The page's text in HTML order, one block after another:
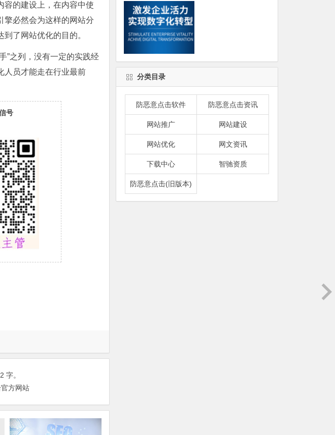
容的建设上，在内容中使
擎必然会为这样的网站分
了网站优化的目的。
”之列，没有一定的实践经
人员才能走在行业最前
号
字。
方网站
分类目录
防恶意点击软件 防恶意点击资讯
网站推广 网站建设
网站优化 网文资讯
下载中心 智驰资质
防恶意点击(旧版本)